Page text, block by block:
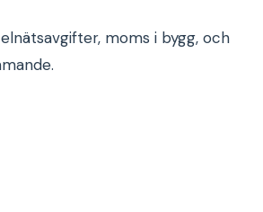
moms i bygg, och